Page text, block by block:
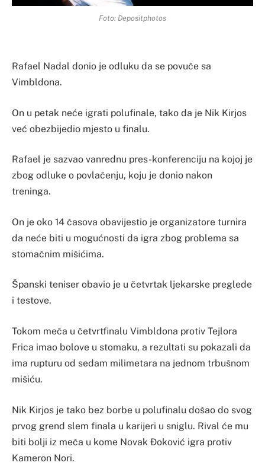
Foto: Depositphotos
Rafael Nadal donio je odluku da se povuče sa
Vimbldona.
On u petak neće igrati polufinale, tako da je Nik Kirjos
već obezbijedio mjesto u finalu.
Rafael je sazvao vanrednu pres-konferenciju na kojoj je
zbog odluke o povlačenju, koju je donio nakon
treninga.
On je oko 14 časova obavijestio je organizatore turnira
da neće biti u mogućnosti da igra zbog problema sa
stomačnim mišićima.
Španski teniser obavio je u četvrtak ljekarske preglede
i testove.
Tokom meča u četvrtfinalu Vimbldona protiv Tejlora
Frica imao bolove u stomaku, a rezultati su pokazali da
ima rupturu od sedam milimetara na jednom trbušnom
mišiću.
Nik Kirjos je tako bez borbe u polufinalu došao do svog
prvog grend slem finala u karijeri u sniglu. Rival će mu
biti bolji iz meča u kome Novak Đoković igra protiv
Kameron Nori.